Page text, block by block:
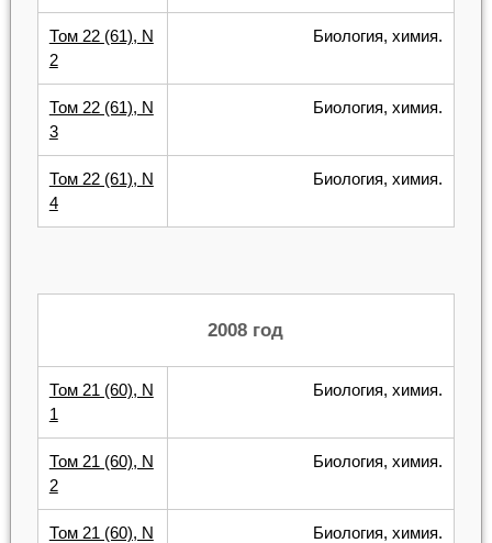
Том 22 (61), N
2
Биология, химия.
Том 22 (61), N
3
Биология, химия.
Том 22 (61), N
4
Биология, химия.
2008 год
Том 21 (60), N
1
Биология, химия.
Том 21 (60), N
2
Биология, химия.
Том 21 (60), N
Биология, химия.